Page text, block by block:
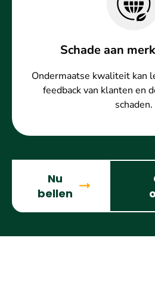
Schade aan
Ondermaatse kwaliteit kan
feedback van klanten en
schaden.
Nu
bellen